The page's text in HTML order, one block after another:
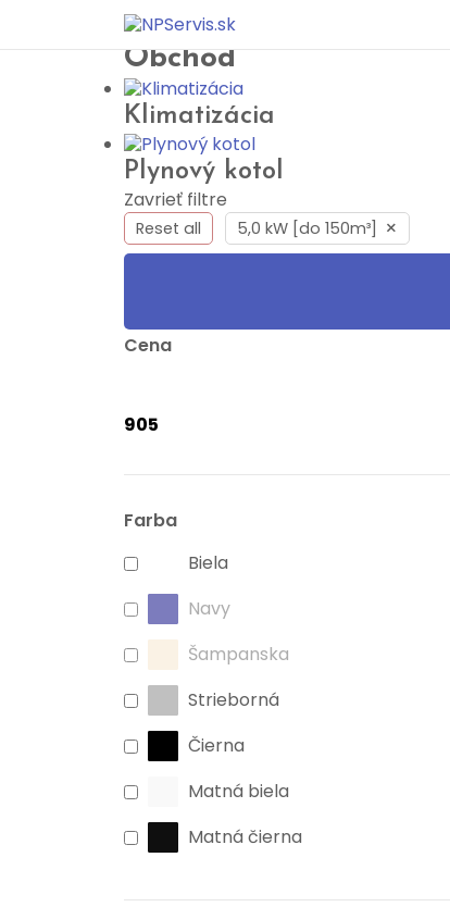
Domov
Obchod
Klimatizácia
Plynový kotol
Zavrieť filtre
Reset all 5,0 kW [do 150m³] ×
Cena
Farba
Biela
Navy
Šampanska
Strieborná
Čierna
Matná biela
Matná čierna